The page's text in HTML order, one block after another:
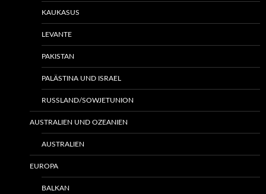
KAUKASUS
LEVANTE
PAKISTAN
PALÄSTINA UND ISRAEL
RUSSLAND/SOWJETUNION
AUSTRALIEN UND OZEANIEN
AUSTRALIEN
EUROPA
BALKAN